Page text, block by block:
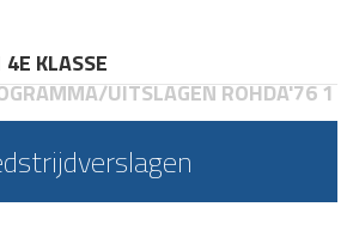
KLASSE
UITSLAGEN ROHDA'76 1